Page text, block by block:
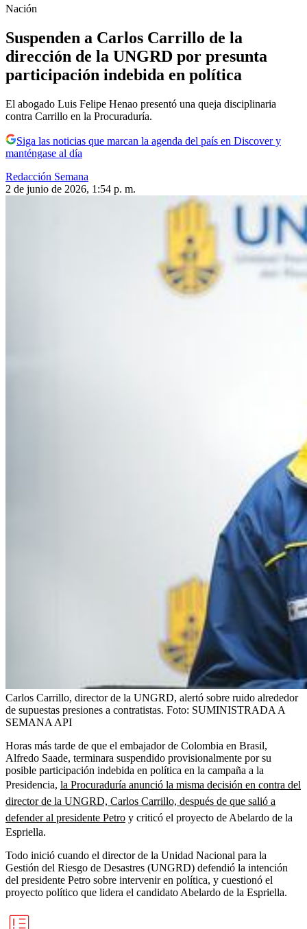
Nación
Suspenden a Carlos Carrillo de la
dirección de la UNGRD por presunta
participación indebida en política
El abogado Luis Felipe Henao presentó una queja disciplinaria
contra Carrillo en la Procuraduría.
Siga las noticias que marcan la agenda del país en Discover y
manténgase al día
Redacción Semana
2 de junio de 2026, 1:54 p. m.
Carlos Carrillo, director de la UNGRD, alertó sobre ruido alrededor
de supuestas presiones a contratistas. Foto: SUMINISTRADA A
SEMANA API
Horas más tarde de que el embajador de Colombia en Brasil,
Alfredo Saade, terminara suspendido provisionalmente por su
posible participación indebida en política en la campaña a la
Presidencia, la Procuraduría anunció la misma decisión en contra del
director de la UNGRD, Carlos Carrillo, después de que salió a
defender al presidente Petro y criticó el proyecto de Abelardo de la
Espriella.
Todo inició cuando el director de la Unidad Nacional para la
Gestión del Riesgo de Desastres (UNGRD) defendió la intención
del presidente Petro sobre intervenir en política, y cuestionó el
proyecto político que lidera el candidato Abelardo de la Espriella.